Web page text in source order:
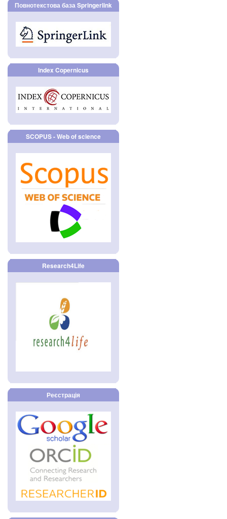
Повнотекстова база Springerlink
Index Copernicus
SCOPUS - Web of science
Research4Life
Реєстрація